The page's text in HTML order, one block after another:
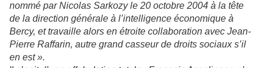
nommé par Nicolas Sarkozy le 20 octobre 2004 à la tête
de la direction générale à l’intelligence économique à
Bercy, et travaille alors en étroite collaboration avec Jean-
Pierre Raffarin, autre grand casseur de droits sociaux s’il
en est ».